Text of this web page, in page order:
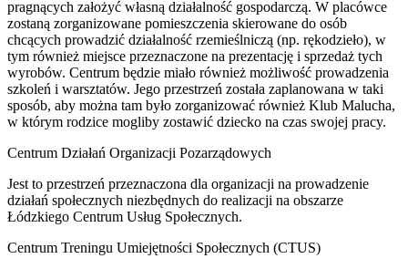
pragnących założyć własną działalność gospodarczą. W placówce
zostaną zorganizowane pomieszczenia skierowane do osób
chcących prowadzić działalność rzemieślniczą (np. rękodzieło), w
tym również miejsce przeznaczone na prezentację i sprzedaż tych
wyrobów. Centrum będzie miało również możliwość prowadzenia
szkoleń i warsztatów. Jego przestrzeń została zaplanowana w taki
sposób, aby można tam było zorganizować również Klub Malucha,
w którym rodzice mogliby zostawić dziecko na czas swojej pracy.
Centrum Działań Organizacji Pozarządowych
Jest to przestrzeń przeznaczona dla organizacji na prowadzenie
działań społecznych niezbędnych do realizacji na obszarze
Łódzkiego Centrum Usług Społecznych.
Centrum Treningu Umiejętności Społecznych (CTUS)